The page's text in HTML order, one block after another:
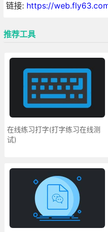
链接: https://
推荐工具
在线练习打字(打字练习在线测
试)